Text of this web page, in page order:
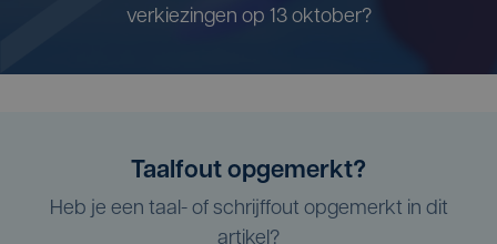
verkiezingen op 13 oktober?
Taalfout opgemerkt?
Heb je een taal- of schrijffout opgemerkt in dit
artikel?